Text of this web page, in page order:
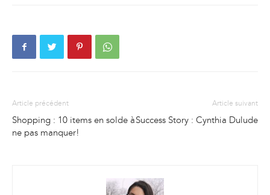
Article précédent
Shopping : 10 items en solde à
ne pas manquer!
Article suivant
Success Story : Cynthia Dulude